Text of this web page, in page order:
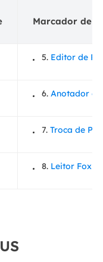
Marcador de
5. Editor de
6. Anotador de
7. Troca de PDF
8. Leitor Foxit